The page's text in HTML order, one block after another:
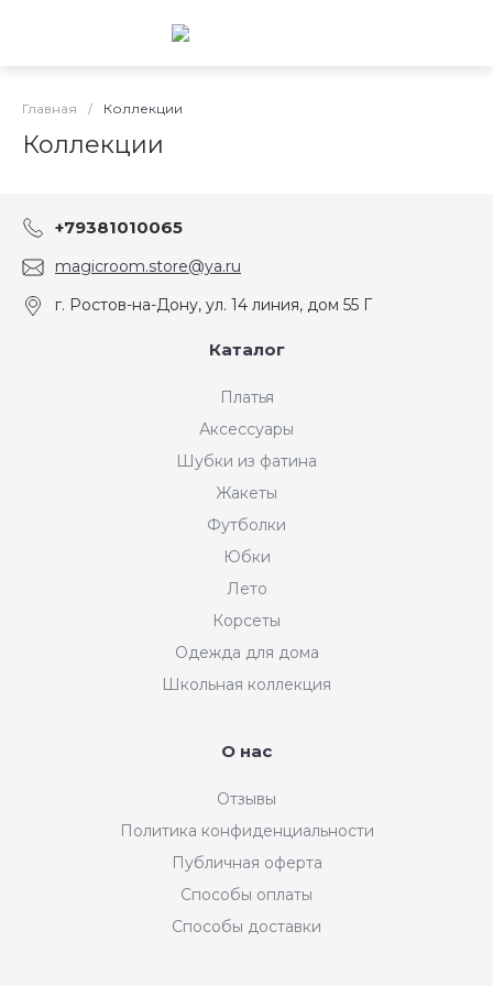
Главная / Коллекции
Коллекции
+79381010065
magicroom.store@ya.ru
г. Ростов-на-Дону, ул. 14 линия, дом 55 Г
Каталог
Платья
Аксессуары
Шубки из фатина
Жакеты
Футболки
Юбки
Лето
Корсеты
Одежда для дома
Школьная коллекция
О нас
Отзывы
Политика конфиденциальности
Публичная оферта
Способы оплаты
Способы доставки